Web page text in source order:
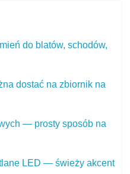
do blatów, schodów,
dostać na zbiornik na
— prosty sposób na
LED — świeży akcent